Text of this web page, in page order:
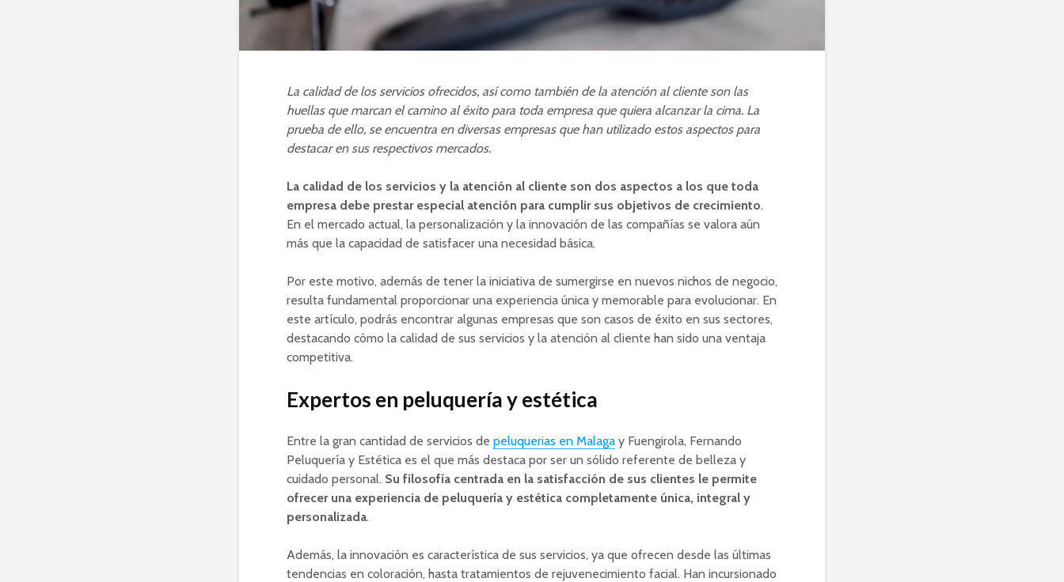
La calidad de los servicios ofrecidos, así como también de la atención al cliente son las
huellas que marcan el camino al éxito para toda empresa que quiera alcanzar la cima. La
prueba de ello, se encuentra en diversas empresas que han utilizado estos aspectos para
destacar en sus respectivos mercados.
La calidad de los servicios y la atención al cliente son dos aspectos a los que toda
empresa debe prestar especial atención para cumplir sus objetivos de crecimiento.
En el mercado actual, la personalización y la innovación de las compañías se valora aún
más que la capacidad de satisfacer una necesidad básica.
Por este motivo, además de tener la iniciativa de sumergirse en nuevos nichos de negocio,
resulta fundamental proporcionar una experiencia única y memorable para evolucionar. En
este artículo, podrás encontrar algunas empresas que son casos de éxito en sus sectores,
destacando cómo la calidad de sus servicios y la atención al cliente han sido una ventaja
competitiva.
Expertos en peluquería y estética
Entre la gran cantidad de servicios de peluquerias en Malaga y Fuengirola, Fernando
Peluquería y Estética es el que más destaca por ser un sólido referente de belleza y
cuidado personal. Su filosofía centrada en la satisfacción de sus clientes le permite
ofrecer una experiencia de peluquería y estética completamente única, integral y
personalizada.
Además, la innovación es característica de sus servicios, ya que ofrecen desde las últimas
tendencias en coloración, hasta tratamientos de rejuvenecimiento facial. Han incursionado